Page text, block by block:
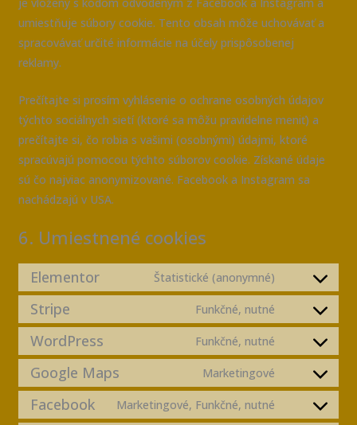
umiestňuje súbory cookie. Tento obsah môže uchovávať a
spracovávať určité informácie na účely prispôsobenej
reklamy.
Prečítajte si prosím vyhlásenie o ochrane osobných údajov
týchto sociálnych sietí (ktoré sa môžu pravidelne meniť) a
prečítajte si, čo robia s vašimi (osobnými) údajmi, ktoré
spracúvajú pomocou týchto súborov cookie. Získané údaje
sú čo najviac anonymizované. Facebook a Instagram sa
nachádzajú v USA.
6. Umiestnené cookies
Elementor Štatistické (anonymné)
Stripe Funkčné, nutné
WordPress Funkčné, nutné
Google Maps Marketingové
Facebook Marketingové, Funkčné, nutné